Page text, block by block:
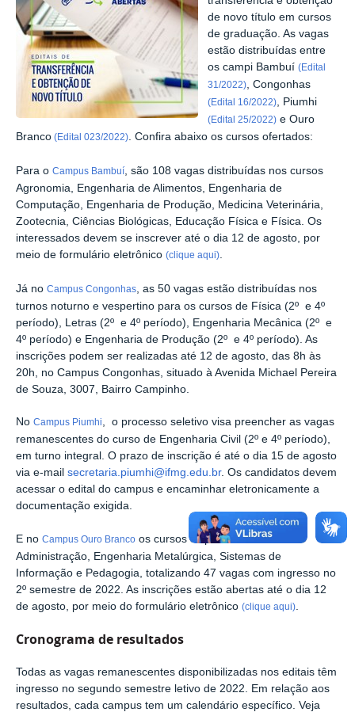
de novo título em cursos
de graduação. As vagas
estão distribuídas entre
os campi Bambuí(Edital
31/2022), Congonhas
(Edital 16/2022), Piumhi
(Edital 25/2022) e Ouro
Branco (Edital 023/2022). Confira abaixo os cursos ofertados:
Para o Campus Bambuí , são 108 vagas distribuídas nos cursos
Agronomia, Engenharia de Alimentos, Engenharia de
Computação, Engenharia de Produção, Medicina Veterinária,
Zootecnia, Ciências Biológicas, Educação Física e Física. Os
interessados devem se inscrever até o dia 12 de agosto, por
meio de formulário eletrônico (clique aqui)
Já no Campus Congonhas , as 50 vagas estão distribuídas nos
turnos noturno e vespertino para os cursos de Física (2º e 4º
período), Letras (2º e 4º período), Engenharia Mecânica (2º e
4º período) e Engenharia de Produção (2º e 4º período). As
inscrições podem ser realizadas até 12 de agosto, das 8h às
20h, no Campus Congonhas, situado à Avenida Michael Pereira
de Souza, 3007, Bairro Campinho.
No Campus Piumhi, o processo seletivo visa preencher as vagas
remanescentes do curso de Engenharia Civil (2º e 4º período),
em turno integral. O prazo de inscrição é até o dia 15 de agosto
via e-mail secretaria.piumhi@ifmg.edu.br. Os candidatos devem
acessar o edital do campus e encaminhar eletronicamente a
documentação exigida.
E no Campus Ouro Branco os cursos disponíveis são:
Administração, Engenharia Metalúrgica, Sistemas de
Informação e Pedagogia, totalizando 47 vagas com ingresso no
2º semestre de 2022. As inscrições estão abertas até o dia 12
de agosto, por meio do formulário eletrônico (clique aqui)
Cronograma de resultados
Todas as vagas remanescentes disponibilizadas nos editais têm
ingresso no segundo semestre letivo de 2022. Em relação aos
resultados, cada campus tem um calendário específico. Veja